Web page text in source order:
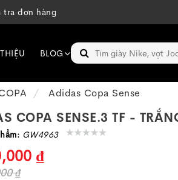
tra đơn hàng
BLOG
Adidas Copa Sense
COPA SENSE.3 TF -
GW4963
₫
₫